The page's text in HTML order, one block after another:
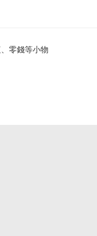
零錢等小物